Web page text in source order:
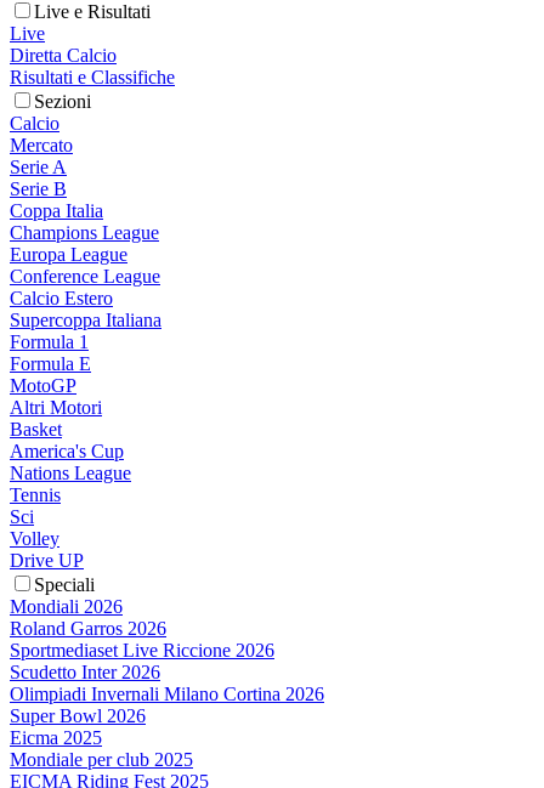
Live e Risultati
Live
Diretta Calcio
Risultati e Classifiche
Sezioni
Calcio
Mercato
Serie A
Serie B
Coppa Italia
Champions League
Europa League
Conference League
Calcio Estero
Supercoppa Italiana
Formula 1
Formula E
MotoGP
Altri Motori
Basket
America's Cup
Nations League
Tennis
Sci
Volley
Drive UP
Speciali
Mondiali 2026
Roland Garros 2026
Sportmediaset Live Riccione 2026
Scudetto Inter 2026
Olimpiadi Invernali Milano Cortina 2026
Super Bowl 2026
Eicma 2025
Mondiale per club 2025
EICMA Riding Fest 2025